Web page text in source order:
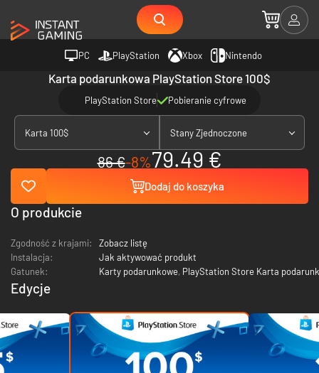
PC PlayStation Xbox Nintendo
Karta podarunkowa PlayStation Store 100$
PlayStation Store Pobieranie cyfrowe
Karta 100$ Stany Zjednoczone
86 €-8%79.49 €
Dodaj do koszyka
O produkcie
Zgodność z krajami:
Zobacz listę
Instalacja:
Jak aktywować produkt
Gatunek:
Karty podarunkowe, PlayStation Store Karta
Edycje